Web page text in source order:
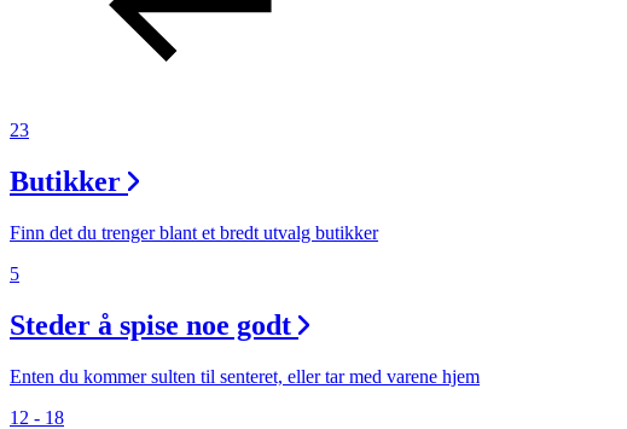
Inspirasjon
Ledige stillinger
Magasin
23
Butikker
Finn det du trenger blant et bredt utvalg butikker
5
Steder å spise noe godt
Enten du kommer sulten til senteret, eller tar med varene hjem
12 - 18